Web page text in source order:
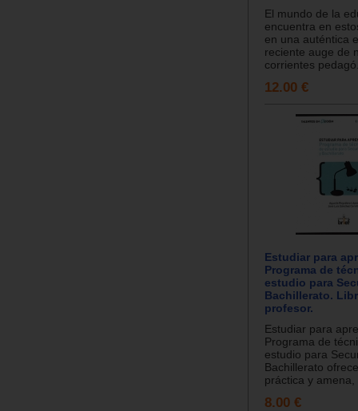
El mundo de la
encuentra en
en una auténtica
reciente auge de
corrientes
12.00 €
Estudiar para
Programa de
estudio para
Bachillerato.
profesor.
Estudiar para
Programa de
estudio para
Bachillerato
práctica y
8.00 €